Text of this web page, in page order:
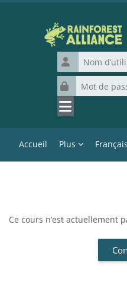
Nom d’utilisateur
Mot de passe
Accueil Plus
Ce cours n’est actuellement